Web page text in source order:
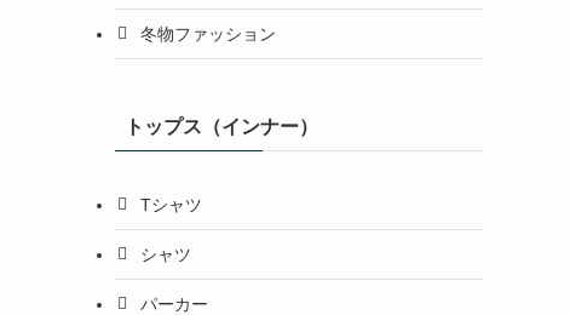
冬物ファッション
トップス（インナー）
Tシャツ
シャツ
パーカー